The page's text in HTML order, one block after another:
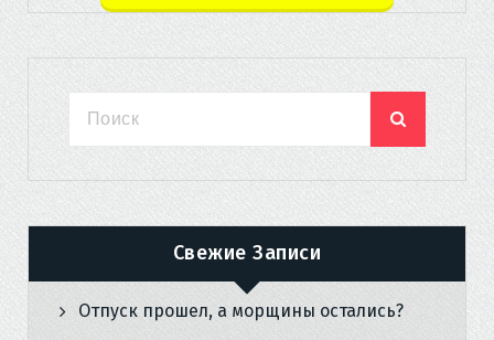
Свежие Записи
Отпуск прошел, а морщины остались?